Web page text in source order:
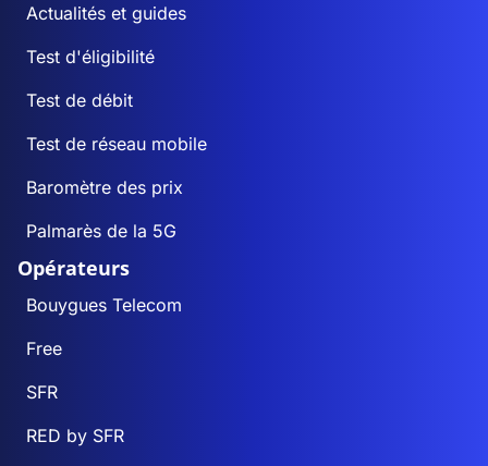
Actualités et guides
Test d'éligibilité
Test de débit
Test de réseau mobile
Baromètre des prix
Palmarès de la 5G
Opérateurs
Bouygues Telecom
Free
SFR
RED by SFR